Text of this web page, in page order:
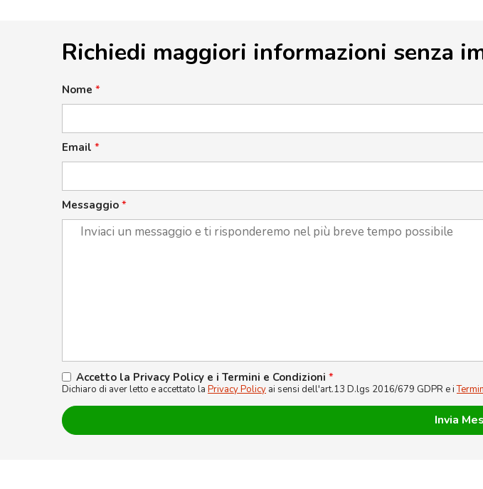
Richiedi maggiori informazioni senza
Nome *
Email *
Messaggio *
Accetto la Privacy Policy e i Termini e Condizioni *
Dichiaro di aver letto e accettato la Privacy Policy ai sensi dell'art.13 D.lgs 2016/679 GDPR e i